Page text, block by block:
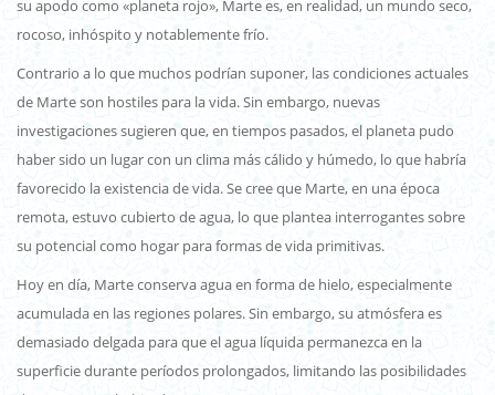
su apodo como «planeta rojo», Marte es, en realidad, un mundo seco,
rocoso, inhóspito y notablemente frío.
Contrario a lo que muchos podrían suponer, las condiciones actuales
de Marte son hostiles para la vida. Sin embargo, nuevas
investigaciones sugieren que, en tiempos pasados, el planeta pudo
haber sido un lugar con un clima más cálido y húmedo, lo que habría
favorecido la existencia de vida. Se cree que Marte, en una época
remota, estuvo cubierto de agua, lo que plantea interrogantes sobre
su potencial como hogar para formas de vida primitivas.
Hoy en día, Marte conserva agua en forma de hielo, especialmente
acumulada en las regiones polares. Sin embargo, su atmósfera es
demasiado delgada para que el agua líquida permanezca en la
superficie durante períodos prolongados, limitando las posibilidades